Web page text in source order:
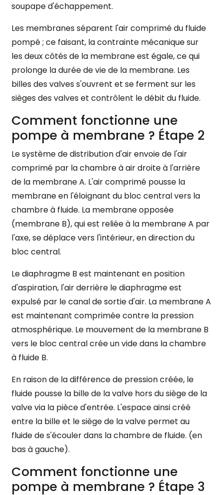
soupape d'échappement.
Les membranes séparent l'air comprimé du fluide
pompé ; ce faisant, la contrainte mécanique sur
les deux côtés de la membrane est égale, ce qui
prolonge la durée de vie de la membrane. Les
billes des valves s'ouvrent et se ferment sur les
sièges des valves et contrôlent le débit du fluide.
Comment fonctionne une
pompe à membrane ? Étape 2
Le système de distribution d'air envoie de l'air
comprimé par la chambre à air droite à l'arrière
de la membrane A. L'air comprimé pousse la
membrane en l'éloignant du bloc central vers la
chambre à fluide. La membrane opposée
(membrane B), qui est reliée à la membrane A par
l'axe, se déplace vers l'intérieur, en direction du
bloc central.
Le diaphragme B est maintenant en position
d'aspiration, l'air derrière le diaphragme est
expulsé par le canal de sortie d'air. La membrane A
est maintenant comprimée contre la pression
atmosphérique. Le mouvement de la membrane B
vers le bloc central crée un vide dans la chambre
à fluide B.
En raison de la différence de pression créée, le
fluide pousse la bille de la valve hors du siège de la
valve via la pièce d'entrée. L'espace ainsi créé
entre la bille et le siège de la valve permet au
fluide de s'écouler dans la chambre de fluide. (en
bas à gauche).
Comment fonctionne une
pompe à membrane ? Étape 3